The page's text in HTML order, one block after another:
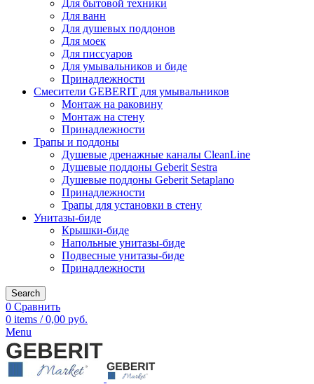
Для бытовой техники
Для ванн
Для душевых поддонов
Для моек
Для писсуаров
Для умывальников и биде
Принадлежности
Смесители GEBERIT для умывальников
Монтаж на раковину
Монтаж на стену
Принадлежности
Трапы и поддоны
Душевые дренажные каналы CleanLine
Душевые поддоны Geberit Sestra
Душевые поддоны Geberit Setaplano
Принадлежности
Трапы для установки в стену
Унитазы-биде
Крышки-биде
Напольные унитазы-биде
Подвесные унитазы-биде
Принадлежности
Search
0 Сравнить
0 items / 0,00 руб.
Menu